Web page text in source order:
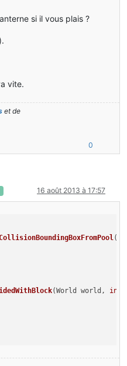
si il vous plais ?
vite.
et de
0
16 août 2013 à 17:57
(World world, int